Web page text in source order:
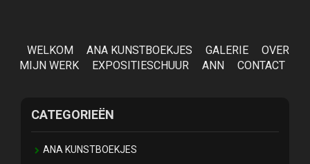
WELKOM ANA KUNSTBOEKJES GALERIE
OVER
MIJN WERK
EXPOSITIESCHUUR ANN CONTACT
CATEGORIEËN
ANA KUNSTBOEKJES